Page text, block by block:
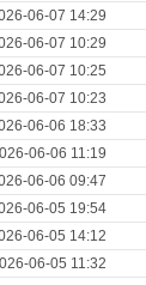
06-07 14:29
06-07 10:29
06-07 10:25
06-07 10:23
06-06 18:33
06-06 11:19
06-06 09:47
06-05 19:54
06-05 14:12
06-05 11:32